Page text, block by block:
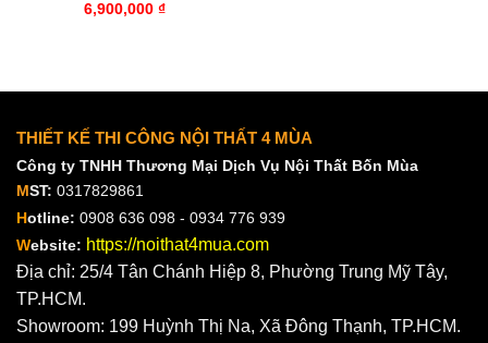
6,900,000 ₫
THIẾT KẾ THI CÔNG NỘI THẤT 4 MÙA
Công ty TNHH Thương Mại Dịch Vụ Nội Thất Bốn Mùa
MST: 0317829861
Hotline: 0908 636 098 - 0934 776 939
Website: https://noithat4mua.com
Địa chỉ: 25/4 Tân Chánh Hiệp 8, Phường Trung Mỹ Tây,
TP.HCM.
Showroom: 199 Huỳnh Thị Na, Xã Đông Thạnh, TP.HCM.